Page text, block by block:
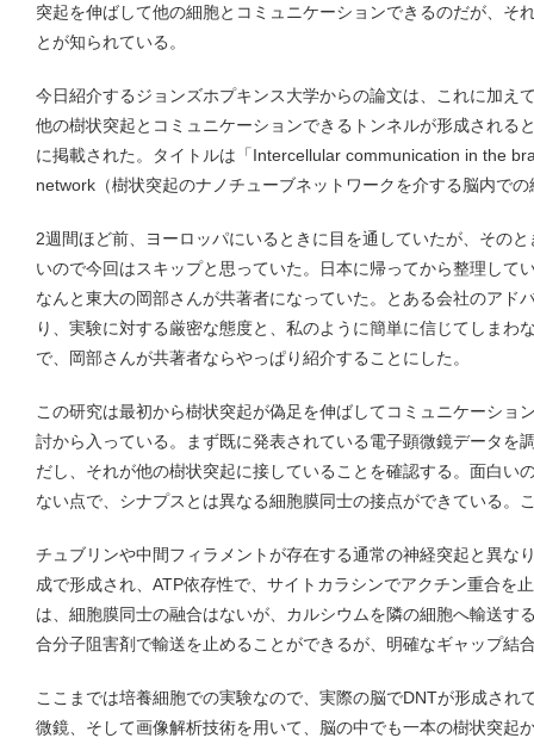
突起を伸ばして他の細胞とコミュニケーションできるのだが、そ
とが知られている。
今日紹介するジョンズホプキンス大学からの論文は、これに加え
他の樹状突起とコミュニケーションできるトンネルが形成される
に掲載された。タイトルは「Intercellular communication in the
network（樹状突起のナノチューブネットワークを介する脳内で
2週間ほど前、ヨーロッパにいるときに目を通していたが、その
いので今回はスキップと思っていた。日本に帰ってから整理して
なんと東大の岡部さんが共著者になっていた。とある会社のアド
り、実験に対する厳密な態度と、私のように簡単に信じてしまわ
で、岡部さんが共著者ならやっぱり紹介することにした。
この研究は最初から樹状突起が偽足を伸ばしてコミュニケーショ
討から入っている。まず既に発表されている電子顕微鏡データを
だし、それが他の樹状突起に接していることを確認する。面白い
ない点で、シナプスとは異なる細胞膜同士の接点ができている。
チュブリンや中間フィラメントが存在する通常の神経突起と異な
成で形成され、ATP依存性で、サイトカラシンでアクチン重合を
は、細胞膜同士の融合はないが、カルシウムを隣の細胞へ輸送す
合分子阻害剤で輸送を止めることができるが、明確なギャップ結
ここまでは培養細胞での実験なので、実際の脳でDNTが形成され
微鏡、そして画像解析技術を用いて、脳の中でも一本の樹状突起